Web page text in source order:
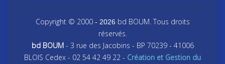
Copyright © 2000- 2026 bd BOUM. Tous droits
réservés.
bd BOUM- 3 rue des Jacobins - BP 70239 - 41006
BLOIS Cedex - 02 54 42 49 22 - Création et Gestion du